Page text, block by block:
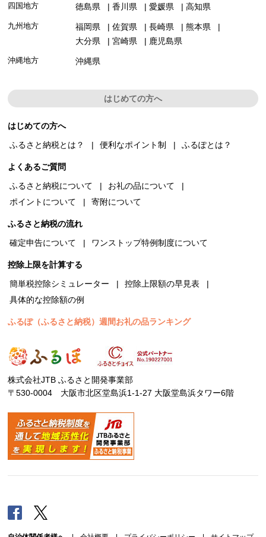
四国地方 徳島県 香川県 愛媛県 高知県
九州地方 福岡県 佐賀県 長崎県
熊本県
大分県
宮崎県 鹿児島県
沖縄地方 沖縄県
はじめての方へ
はじめての方へ
ふるさと納税とは？
便利なポイント制 ふるぽとは？
よくあるご質問
ふるさと納税について
お礼の品について
ポイントについて
寄附について
ふるさと納税の流れ
確定申告について
ワンストップ特例制度について
控除上限を計算する
簡単税控除シミュレーター
控除上限額の早見表
具体的な控除額の例
ふるぽ（ふるさと納税）週間お礼の品ランキング
株式会社JTB ふるさと開発事業部
〒530-0004 大阪市北区堂島浜1-1-27 大阪堂島浜タワー6階
Facebook